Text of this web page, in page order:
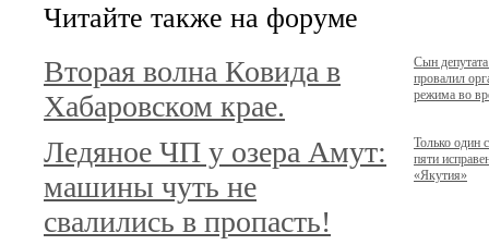
Читайте также на форуме
Вторая волна Ковида в
Хабаровском крае.
Сын
провалил
режима во
Ледяное ЧП у озера Амут:
машины чуть не
свалились в пропасть!
Только один
пяти
«Якутия»